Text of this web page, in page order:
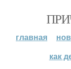
главная
как